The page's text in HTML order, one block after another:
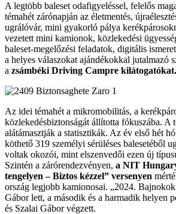
A legtöbb baleset odafigyeléssel, felelős
témahét zárónapján az életmentés,
ugrálóvár, mini gyakorló pálya
vezetett mini kamionok, közlekedési
baleset-megelőzési feladatok, digitális
a helyes válaszokat ajándékokkal jutalmazó
a zsámbéki Driving Campre kilátogatókat.
Az idei témahét a mikromobilitás, a
közlekedésbiztonságát állította fókuszába. A
alátámasztják a statisztikák. Az év első hét
köthető 319 személyi sérüléses balesetéből
voltak okozói, mint elszenvedői ezen új
Szintén a zárórendezvényen, a NIT
tengelyen – Biztos kézzel” versenyen
ország legjobb kamionosai. „2024.
Gábor lett, a második és a harmadik helyen
és Szalai Gábor végzett.